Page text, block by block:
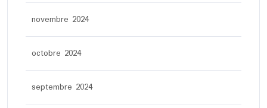
novembre 2024
octobre 2024
septembre 2024